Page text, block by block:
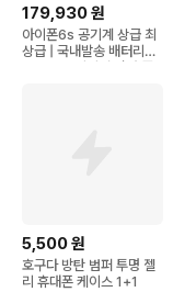
179,930원
아이폰6s 공기계 상급 최
상급 | 국내발송 배터리효
5,500원
호구다 방탄 범퍼 투명 젤
리 휴대폰 케이스 1+1